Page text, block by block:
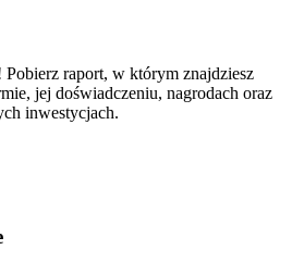
raport, w którym znajdziesz
jej doświadczeniu, nagrodach oraz
inwestycjach.